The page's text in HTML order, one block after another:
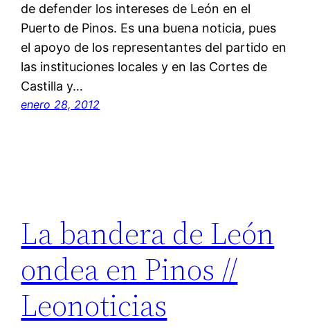
de defender los intereses de León en el
Puerto de Pinos. Es una buena noticia, pues
el apoyo de los representantes del partido en
las instituciones locales y en las Cortes de
Castilla y…
enero 28, 2012
La bandera de León
ondea en Pinos //
Leonoticias